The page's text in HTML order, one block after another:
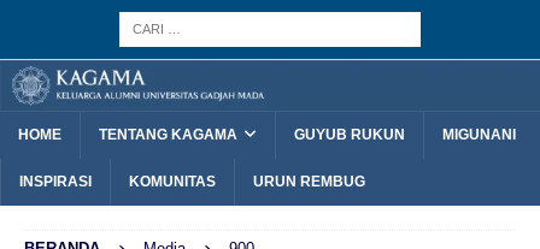
HOME TENTANG KAGAMA GUYUB RUKUN MIGUNANI
INSPIRASI KOMUNITAS URUN REMBUG